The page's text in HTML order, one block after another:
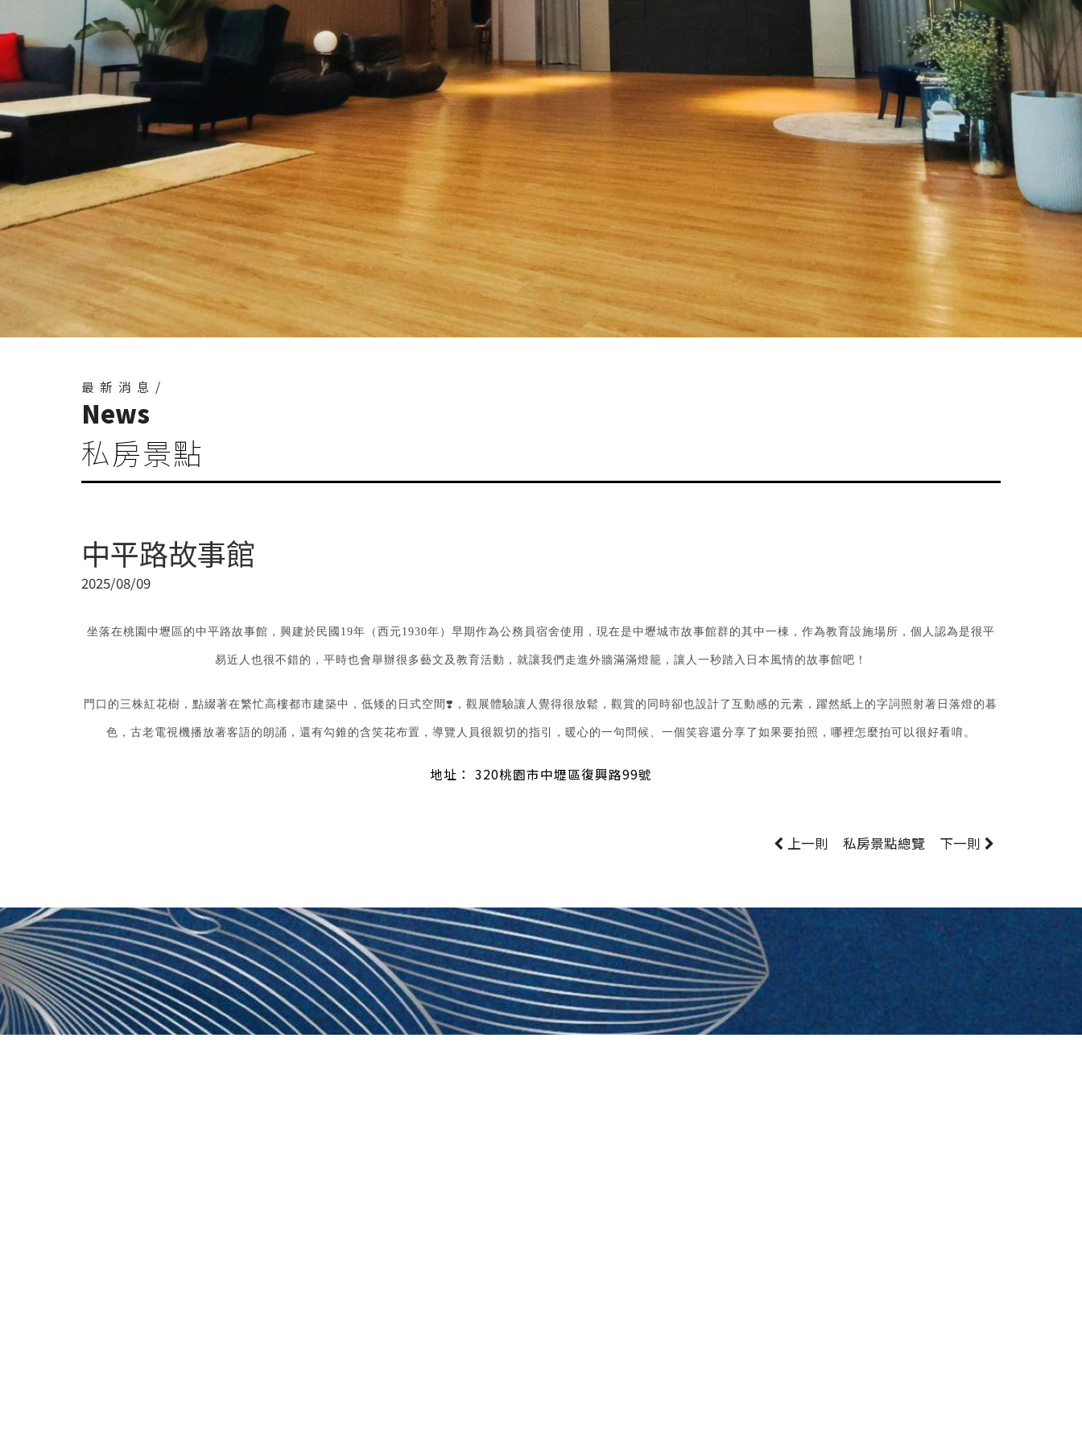
最新消息/
News
私房景點
中平路故事館
2025/08/09
坐落在桃園中壢區的中平路故事館，興建於民國19年（西元1930年）早期作為公務員宿舍使用，現在是中壢城市故事館群的其中一棟，作為教育設施場所，個人認為是很平
易近人也很不錯的，平時也會舉辦很多藝文及教育活動，就讓我們走進外牆滿滿燈籠，讓人一秒踏入日本風情的故事館吧！
門口的三株紅花樹，點綴著在繁忙高樓都市建築中，低矮的日式空間❣️ ，觀展體驗讓人覺得很放鬆，觀賞的同時卻也設計了互動感的元素，躍然紙上的字詞照射著日落燈的暮
色，古老電視機播放著客語的朗誦，還有勾錐的含笑花布置，導覽人員很親切的指引，暖心的一句問候、一個笑容還分享了如果要拍照，哪裡怎麼拍可以很好看唷。
地址 ： 320桃園市中壢區復興路99號
上一則 私房景點總覽 下一則